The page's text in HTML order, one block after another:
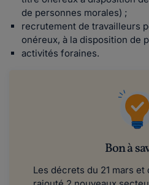
de personnes morales) ;
recrutement de travailleurs
onéreux, à la disposition de
activités foraines.
Bon à
Les décrets du 21 mars et